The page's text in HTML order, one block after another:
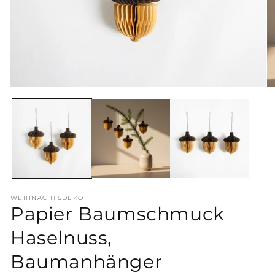
1
öffnen
WEIHNACHTSDEKO
Papier Baumschmuck
Haselnuss,
Baumanhänger